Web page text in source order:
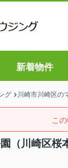
新着物件
グ 川崎市川崎区の
こ
（川崎区桜